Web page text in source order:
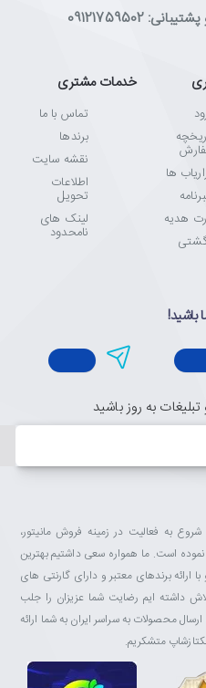
09121759502
ها
هدیه
خدمات مشتری
تماس با ما
برندها
نقشه سایت
اطلاعات
تحویل
لینک های
نامحدود
باشید!
به روز باشید
فروشگاه اینترنتی تکتازشاپ از سال 1384 شروع به فعالیت در زمینه فروش مانیتور،
نموده است. ما همواره سعی داشتیم بهترین
ارائه برندهای معتبر و دارای گارنتی های
داشته ایم رضایت شما عزیزان را جلب
محصولات به سراسر ایران به شما ارائه
متشکریم.